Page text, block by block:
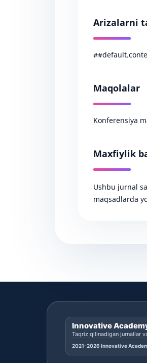
Arizalarni
Maqolalar
Konferensiya
Maxfiylik
Ushbu jurnal
maqsadlarda
Innovative
Taqriz qilinadigan jurnallar
2021-2026 Innovative